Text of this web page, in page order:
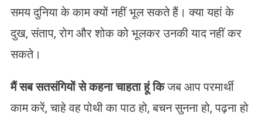
समय दुनिया के काम क्यों नहीं भूल सकते हैं। क्या यहां के
दुख, संताप, रोग और शोक को भूलकर उनकी याद नहीं कर
सकते।
मैं सब सतसंगियों से कहना चाहता हूं किजब आप परमार्थी
काम करें, चाहे वह पोथी का पाठ हो, बचन सुनना हो, पढ़ना हो